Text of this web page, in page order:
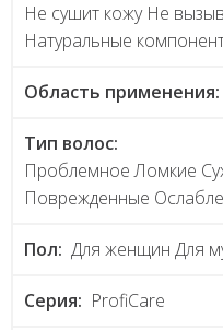
Не сушит кожу Не
Натуральные
Область применения:
Тип волос:
Проблемное Ломкие
Поврежденные
Пол: Для женщин Для
Серия: ProfiCare